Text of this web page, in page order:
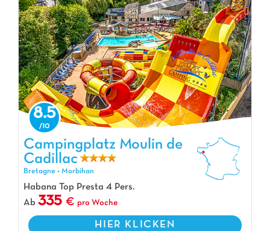
Campingplatz Moulin de Cadillac, Campingplatz Bretagne
8.5
Campingplatz Moulin de
Cadillac
Bretagne - Morbihan
Habana Top Presta 4 Pers.
Ab 335 pro Woche
HIER KLICKEN